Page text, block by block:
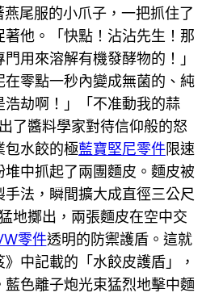
尾服的小爪子，一把抓住了
著他。「快點！沾沾先生！那
用來溶解有機發酵物的！」
在零點一秒內變成無菌的、純
浩劫啊！」「不准動我的蒜
了醬料學家對待信仰般的怒
包水餃的極藍寶堅尼零件限速
堆中抓起了兩團麵皮。麵皮被
法，瞬間擴大成直徑三公尺
地擲出，兩張麵皮在空中交
零件透明的防禦護盾。這就
中記載的「水餃皮護盾」，
藍色離子炮光束猛烈地擊中麵